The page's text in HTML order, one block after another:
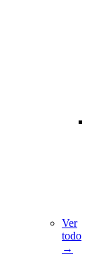
Ver
todo
→